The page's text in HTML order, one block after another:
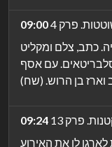
09:00
פרק 4
כתב, צלם ומקליט
סלבריטאים. עם אסף
09:24
פרק 13
לו את האירוע